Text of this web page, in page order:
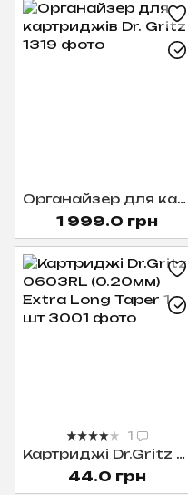
Органайзер для картриджів Dr. Gritz
1 999.0 грн
1
Картриджі Dr.Gritz 0603RL (0.20мм) Extra Long Taper 1 шт
44.0 грн